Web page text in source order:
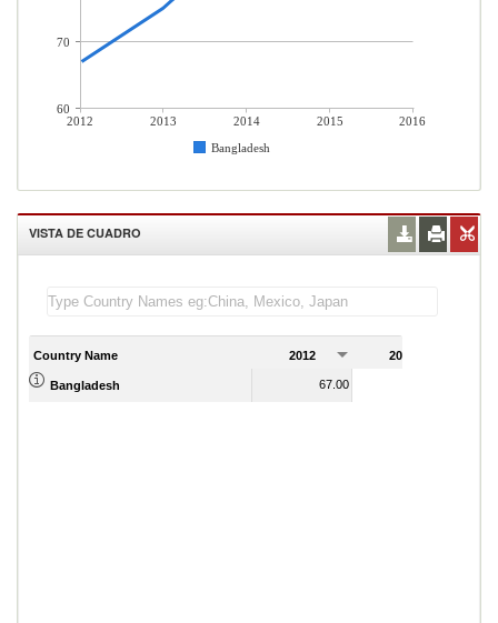
2012 2013 2014 2015
2016
Bangladesh
70
60
VISTA DE CUADRO
Country Name 2012 2013
Bangladesh 67.00